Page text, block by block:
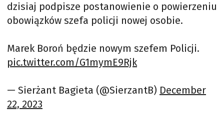
dzisiaj podpisze postanowienie o powierzeniu
obowiązków szefa policji nowej osobie.
Marek Boroń będzie nowym szefem Policji.
pic.twitter.com/G1mymE9Rjk
— Sierżant Bagieta (@SierzantB) December
22, 2023